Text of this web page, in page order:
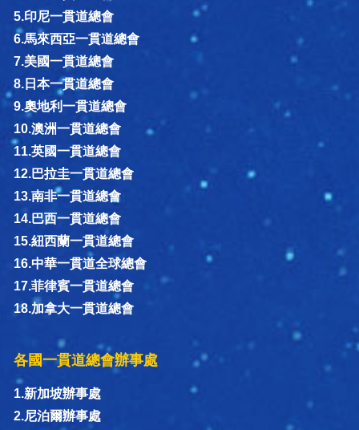
5.印尼一貫道總會
6.馬來西亞一貫道總會
7.美國一貫道總會
8.日本一貫道總會
9.奧地利一貫道總會
10.澳洲一貫道總會
11.英國一貫道總會
12.巴拉圭一貫道總會
13.南非一貫道總會
14.巴西一貫道總會
15.紐西蘭一貫道總會
16.中華一貫道全球總會
17.菲律賓一貫道總會
18.加拿大一貫道總會
各國一貫道總會辦事處
1.新加坡辦事處
2.尼泊爾辦事處